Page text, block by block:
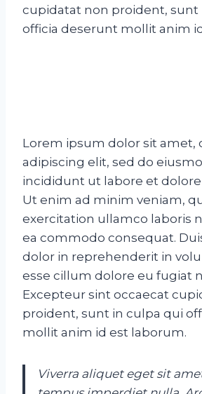
cupidatat non proident, sunt
officia deserunt mollit anim
Lorem ipsum dolor sit amet,
adipiscing elit, sed do
incididunt ut labore et
Ut enim ad minim veniam,
exercitation ullamco laboris
ea commodo consequat.
dolor in reprehenderit in
esse cillum dolore eu fugiat
Excepteur sint occaecat
proident, sunt in culpa qui
mollit anim id est laborum.
Viverra aliquet eget sit